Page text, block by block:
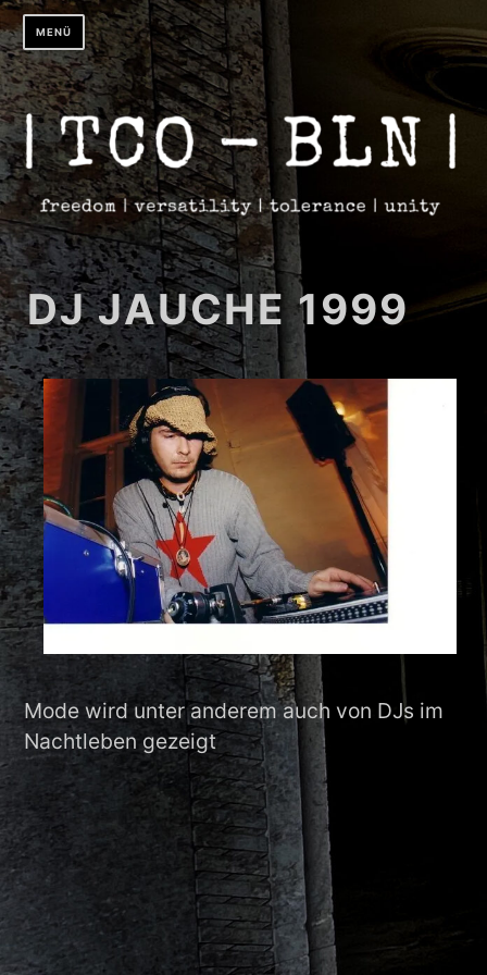
Zum
Inhalt
springen
MENÜ
DJ JAUCHE 1999
Mode wird unter anderem auch von DJs im
Nachtleben gezeigt